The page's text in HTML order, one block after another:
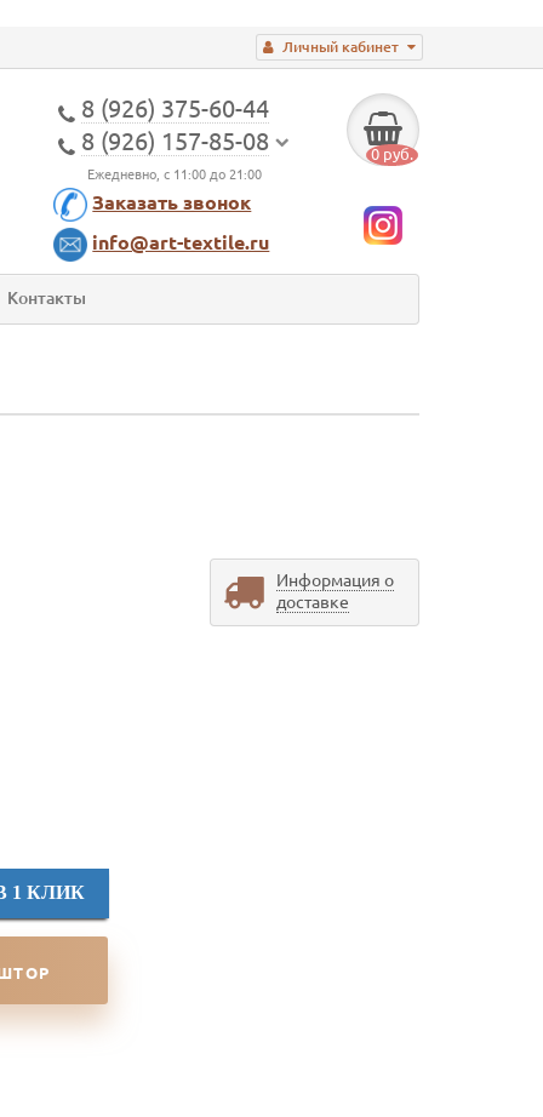
Личный кабинет
8 (926) 375-60-44
8 (926) 157-85-08
Ежедневно, с 11:00 до 21:00
Заказать звонок
info@art-textile.ru
0 руб.
Контакты
1 КЛИК
Информация о
доставке